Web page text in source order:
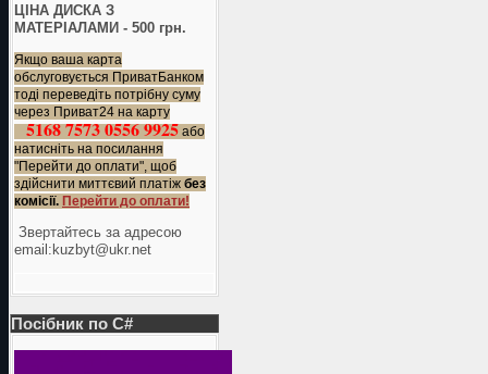
ЦІНА ДИСКА З
МАТЕРІАЛАМИ - 500 грн.
Якщо ваша карта
обслуговується ПриватБанком
тоді переведіть потрібну суму
через Приват24 на карту
5168 7573 0556 9925 або
натисніть на посилання
"Перейти до оплати", щоб
здійснити миттєвий платіж без
комісії. Перейти до оплати!
Звертайтесь за адресою
еmail:kuzbyt@ukr.net
Посібник по C#